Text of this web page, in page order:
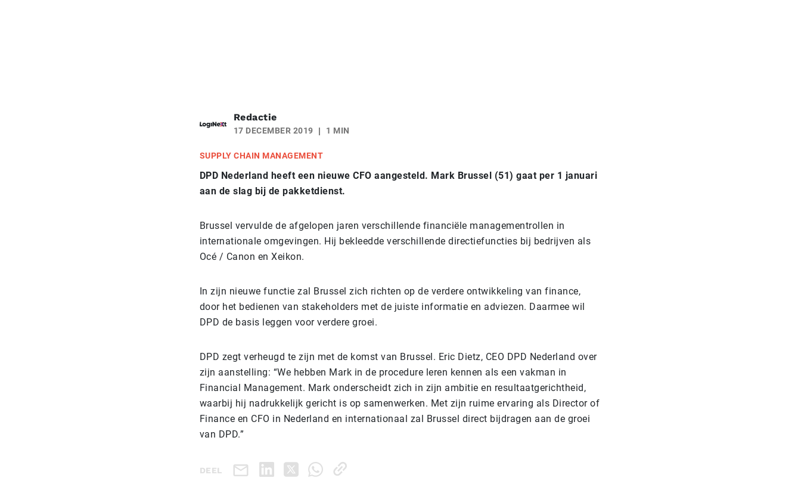
Redactie
17 DECEMBER 2019 1 MIN
SUPPLY CHAIN MANAGEMENT
DPD Nederland heeft een nieuwe CFO aangesteld. Mark Brussel (51) gaat per 1 januari
aan de slag bij de pakketdienst.
Brussel vervulde de afgelopen jaren verschillende financiële managementrollen in
internationale omgevingen. Hij bekleedde verschillende directiefuncties bij bedrijven als
Océ / Canon en Xeikon.
In zijn nieuwe functie zal Brussel zich richten op de verdere ontwikkeling van finance,
door het bedienen van stakeholders met de juiste informatie en adviezen. Daarmee wil
DPD de basis leggen voor verdere groei.
DPD zegt verheugd te zijn met de komst van Brussel. Eric Dietz, CEO DPD Nederland over
zijn aanstelling: “We hebben Mark in de procedure leren kennen als een vakman in
Financial Management. Mark onderscheidt zich in zijn ambitie en resultaatgerichtheid,
waarbij hij nadrukkelijk gericht is op samenwerken. Met zijn ruime ervaring als Director of
Finance en CFO in Nederland en internationaal zal Brussel direct bijdragen aan de groei
van DPD.”
DEEL